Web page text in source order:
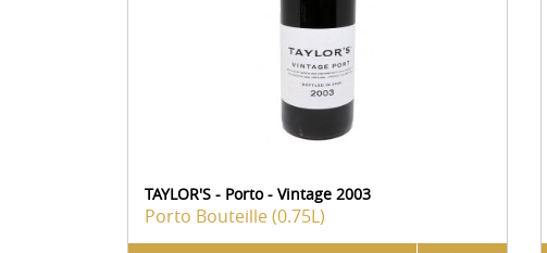
TAYLOR'S - Porto - Vintage 2003
Porto Bouteille (0.75L)